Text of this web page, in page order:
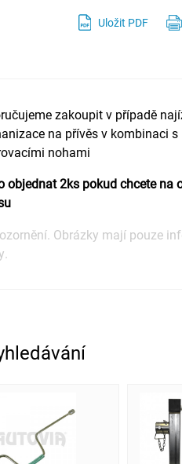
Uložit PDF
zakoupit v případě
na přívěs v kombinaci s
nohami
objednat 2ks pokud chcete na
Obrázky mají pouze